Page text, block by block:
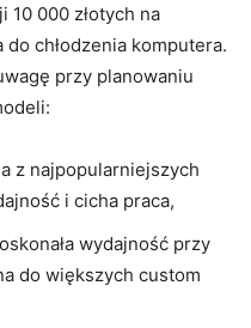
‌10​ 000 złotych na‍
do chłodzenia komputera.
przy planowaniu⁣
z najpopularniejszych
i cicha praca,
wydajność przy
do większych custom